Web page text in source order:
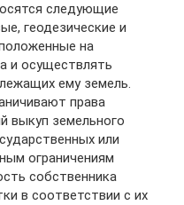
следующие
геодезические и
на
и осуществлять
ему земель.
права
выкуп земельного
или
ограничениям
собственника
в соответствии с их